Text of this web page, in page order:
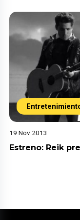
19 Nov 2013
Estreno: Reik